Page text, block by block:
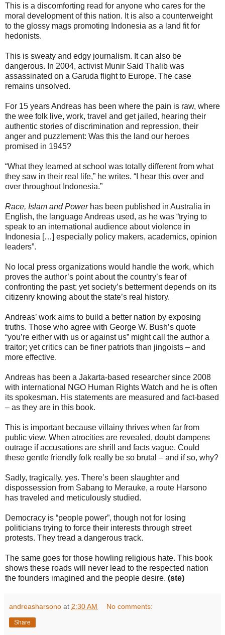
This is a discomforting read for anyone who cares for the
moral development of this nation. It is also a counterweight
to the glossy mags promoting Indonesia as a land fit for
hedonists.
This is sweaty and edgy journalism. It can also be
dangerous. In 2004, activist Munir Said Thalib was
assassinated on a Garuda flight to Europe. The case
remains unsolved.
For 15 years Andreas has been where the pain is raw, where
the wee folk live, work, travel and get jailed, hearing their
authentic stories of discrimination and repression, their
anger and puzzlement: Was this the land our heroes
promised in 1945?
“What they learned at school was totally different from what
they saw in their real life,” he writes. “I hear this over and
over throughout Indonesia.”
Race, Islam and Powerhas been published in Australia in
English, the language Andreas used, as he was “trying to
speak to an international audience about violence in
Indonesia […] especially policy makers, academics, opinion
leaders”.
No local press organizations would handle the work, which
proves the author’s point about the country’s fear of
confronting the past; yet society’s betterment depends on its
citizenry knowing about the state’s real history.
Andreas’ work aims to build a better nation by exposing
truths. Those who agree with George W. Bush’s quote
“you’re either with us or against us” might call the author a
traitor; yet critics can be finer patriots than jingoists – and
more effective.
Andreas has been a Jakarta-based researcher since 2008
with international NGO Human Rights Watch and he is often
its spokesman. His statements are measured and fact-based
– as they are in this book.
This is important because villainy thrives when far from
public view. When atrocities are revealed, doubt dampens
outrage if accusations are shrill and facts vague. Could
these gentle friendly folk really be so brutal – and if so, why?
Sadly, tragically, yes. There’s been slaughter and
dispossession from Sabang to Merauke, a route Harsono
has traveled and meticulously studied.
Democracy is “people power”, though not for losing
politicians trying to force their interests through street
protests. They tread a dangerous track.
The same goes for those howling religious hate. This book
shows these roads will never lead to the respected nation
the founders imagined and the people desire. (ste)
andreasharsono at 2:30 AM No comments:
Share